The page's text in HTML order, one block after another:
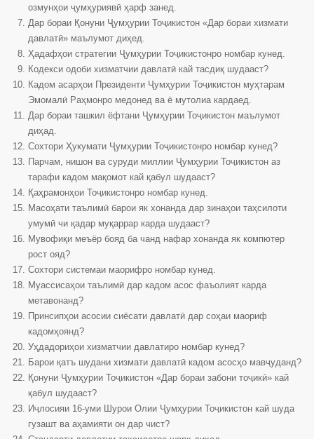
озмунҳои ҷумҳуриявӣ ҳарф занед.
Дар бораи Қонуни Ҷумҳурии Тоҷикистон «Дар бораи хизмати
давлатӣ» маълумот диҳед.
Ҳадафҳои стратегии Ҷумҳурии Тоҷикистонро номбар кунед.
Кодекси одоби хизматчии давлатӣ кай тасдиқ шудааст?
Кадом асарҳои Президенти Ҷумҳурии Тоҷикистон муҳтарам
Эмомалӣ Раҳмонро медонед ва ё мутолиа кардаед.
Дар бораи ташкил ёфтани Ҷумҳурии Тоҷикистон маълумот
диҳад.
Сохтори Ҳукумати Ҷумҳурии Тоҷикистонро номбар кунед?
Парчам, нишон ва суруди миллии Ҷумҳурии Тоҷикистон аз
тарафи кадом мақомот кай қабул шудааст?
Қаҳрамонҳои Тоҷикистонро номбар кунед.
Масоҳати таълимӣ барои як хонанда дар зинаҳои таҳсилоти
умумӣ чи қадар муқаррар карда шудааст?
Мувофиқи меъёр бояд ба чанд нафар хонанда як компютер
рост ояд?
Сохтори системаи маорифро номбар кунед.
Муассисаҳои таълимӣ дар кадом асос фаъолият карда
метавонанд?
Принсипҳои асосии сиёсати давлатӣ дар соҳаи маориф
кадомҳоянд?
Уҳдадориҳои хизматчии давлатиро номбар кунед?
Барои қатъ шудани хизмати давлатӣ кадом асосҳо мавҷуданд?
Қонуни Ҷумҳурии Тоҷикистон «Дар бораи забони тоҷикӣ» кай
қабул шудааст?
Иҷлосияи 16-уми Шурои Олии Ҷумҳурии Тоҷикистон кай шуда
гузашт ва аҳамияти он дар чист?